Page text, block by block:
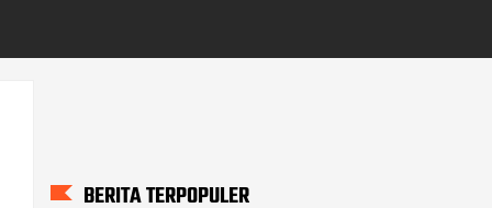
BERITA TERPOPULER